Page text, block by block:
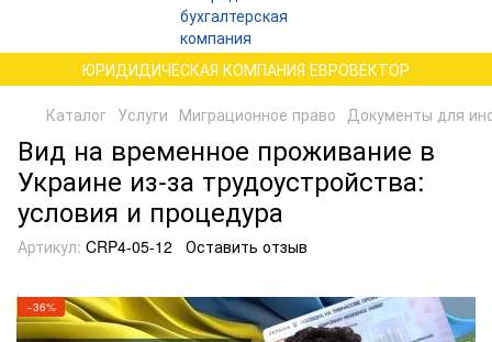
ЮРИДИДИЧЕСКАЯ КОМПАНИЯ ЕВРОВЕКТОР
Каталог Услуги Миграционное право Документы для
Вид на временное проживание в
Украине из-за трудоустройства:
условия и процедура
Артикул: CRP4-05-12 Оставить отзыв
−36%